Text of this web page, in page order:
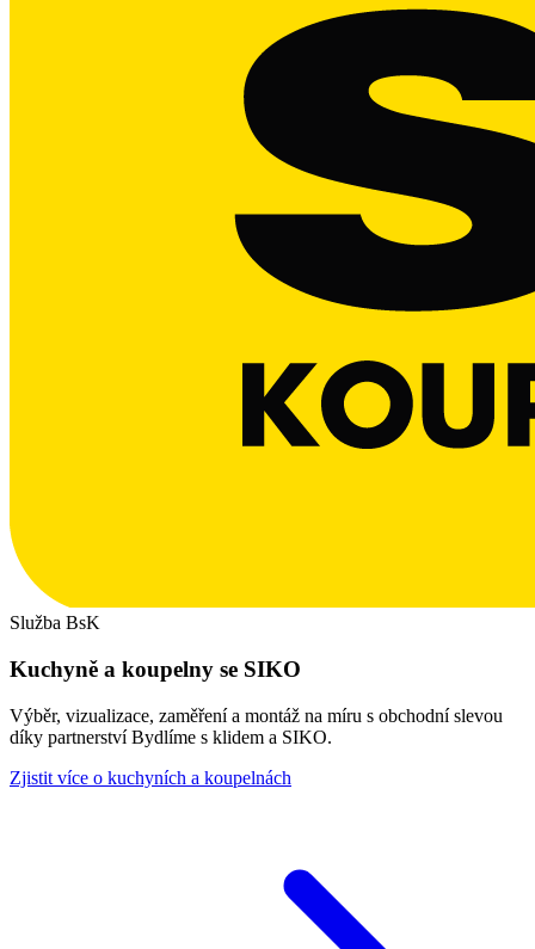
Služba BsK
Kuchyně a koupelny se SIKO
Výběr, vizualizace, zaměření a montáž na míru s obchodní slevou
díky partnerství Bydlíme s klidem a SIKO.
Zjistit více o kuchyních a koupelnách